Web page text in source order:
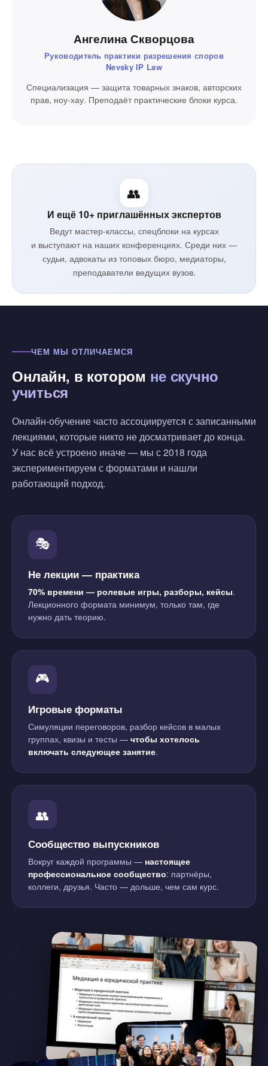
Ангелина Скворцова
Руководитель практики разрешения споров
Nevsky IP Law
Специализация — защита товарных знаков, авторских
прав, ноу-хау. Преподаёт практические блоки курса.
👥
И ещё 10+ приглашённых экспертов
Ведут мастер-классы, спецблоки на курсах
и выступают на наших конференциях. Среди них —
судьи, адвокаты из топовых бюро, медиаторы,
преподаватели ведущих вузов.
ЧЕМ МЫ ОТЛИЧАЕМСЯ
Онлайн, в котором не скучно
учиться
Онлайн-обучение часто ассоциируется с записанными
лекциями, которые никто не досматривает до конца.
У нас всё устроено иначе — мы с 2018 года
экспериментируем с форматами и нашли
работающий подход.
🎭
Не лекции — практика
70% времени — ролевые игры, разборы, кейсы.
Лекционного формата минимум, только там, где
нужно дать теорию.
🎮
Игровые форматы
Симуляции переговоров, разбор кейсов в малых
группах, квизы и тесты — чтобы хотелось
включать следующее занятие.
👥
Сообщество выпускников
Вокруг каждой программы — настоящее
профессиональное сообщество: партнёры,
коллеги, друзья. Часто — дольше, чем сам курс.